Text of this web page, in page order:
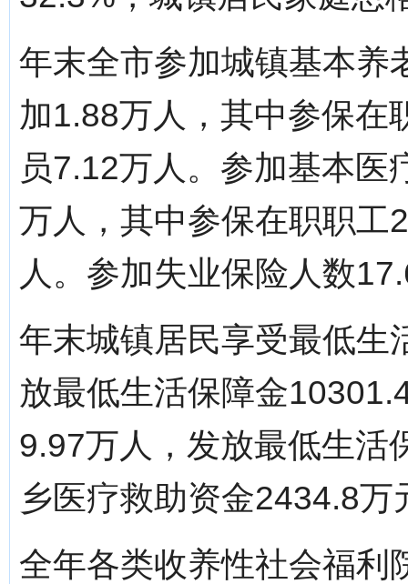
年末全市参加城镇基本养
加1.88万人，其中参保在
员7.12万人。参加基本
万人，其中参保在职职工
人。参加失业保险人数
年末城镇居民享受最低生
放最低生活保障金
9.97万人，发放最低生活
乡医疗救助资金2434.8
全年各类收养性社会福利